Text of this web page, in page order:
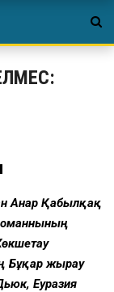
Анар Қабылқақ
Бұқар жырау
Еуразия